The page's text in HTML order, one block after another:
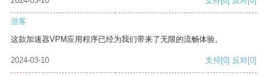
游客
这款加速器VPM应用程序已经为我们带来了无限的流畅体验。
2024-03-10 支持[0] 反对[0]